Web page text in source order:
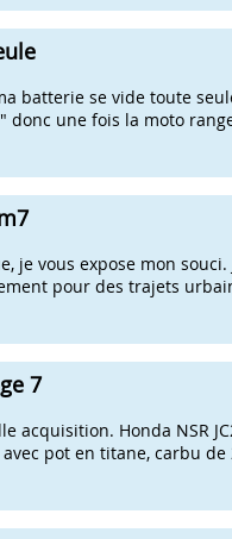
batterie se vide toute
une fois la moto
je vous expose mon
pour des trajets
7
acquisition. Honda NSR
pot en titane, carbu de